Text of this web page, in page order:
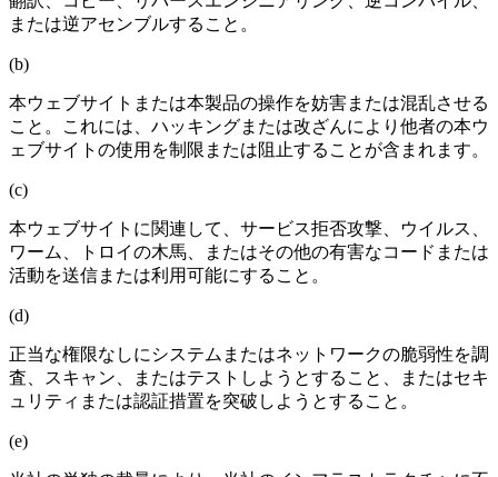
または逆アセンブルすること。
(b)
本ウェブサイトまたは本製品の操作を妨害または混乱させる
こと。これには、ハッキングまたは改ざんにより他者の本ウ
ェブサイトの使用を制限または阻止することが含まれます。
(c)
本ウェブサイトに関連して、サービス拒否攻撃、ウイルス、
ワーム、トロイの木馬、またはその他の有害なコードまたは
活動を送信または利用可能にすること。
(d)
正当な権限なしにシステムまたはネットワークの脆弱性を調
査、スキャン、またはテストしようとすること、またはセキ
ュリティまたは認証措置を突破しようとすること。
(e)